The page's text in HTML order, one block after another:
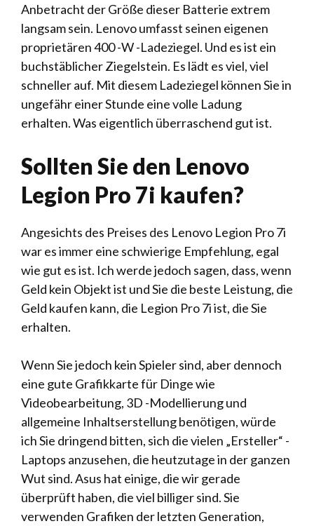
Anbetracht der Größe dieser Batterie extrem
langsam sein. Lenovo umfasst seinen eigenen
proprietären 400 -W -Ladeziegel. Und es ist ein
buchstäblicher Ziegelstein. Es lädt es viel, viel
schneller auf. Mit diesem Ladeziegel können Sie in
ungefähr einer Stunde eine volle Ladung
erhalten. Was eigentlich überraschend gut ist.
Sollten Sie den Lenovo
Legion Pro 7i kaufen?
Angesichts des Preises des Lenovo Legion Pro 7i
war es immer eine schwierige Empfehlung, egal
wie gut es ist. Ich werde jedoch sagen, dass, wenn
Geld kein Objekt ist und Sie die beste Leistung, die
Geld kaufen kann, die Legion Pro 7i ist, die Sie
erhalten.
Wenn Sie jedoch kein Spieler sind, aber dennoch
eine gute Grafikkarte für Dinge wie
Videobearbeitung, 3D -Modellierung und
allgemeine Inhaltserstellung benötigen, würde
ich Sie dringend bitten, sich die vielen „Ersteller“ -
Laptops anzusehen, die heutzutage in der ganzen
Wut sind. Asus hat einige, die wir gerade
überprüft haben, die viel billiger sind. Sie
verwenden Grafiken der letzten Generation,